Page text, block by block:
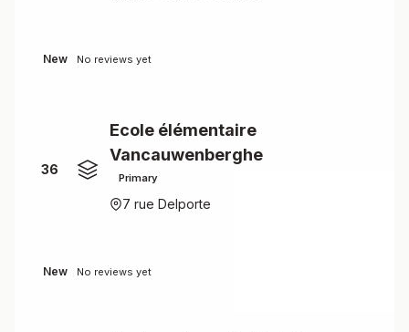
New No reviews yet
36
Ecole élémentaire
Vancauwenberghe
Primary
7 rue Delporte
New No reviews yet